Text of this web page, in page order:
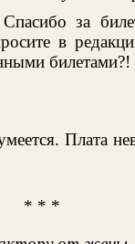
за
в
Плата
* * *